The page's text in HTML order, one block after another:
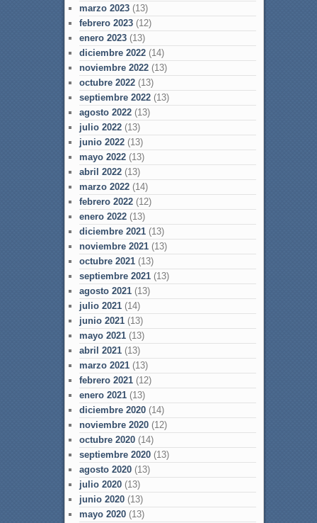
marzo 2023(13)
febrero 2023(12)
enero 2023(13)
diciembre 2022(14)
noviembre 2022(13)
octubre 2022(13)
septiembre 2022(13)
agosto 2022(13)
julio 2022(13)
junio 2022(13)
mayo 2022(13)
abril 2022(13)
marzo 2022(14)
febrero 2022(12)
enero 2022(13)
diciembre 2021(13)
noviembre 2021(13)
octubre 2021(13)
septiembre 2021(13)
agosto 2021(13)
julio 2021(14)
junio 2021(13)
mayo 2021(13)
abril 2021(13)
marzo 2021(13)
febrero 2021(12)
enero 2021(13)
diciembre 2020(14)
noviembre 2020(12)
octubre 2020(14)
septiembre 2020(13)
agosto 2020(13)
julio 2020(13)
junio 2020(13)
mayo 2020(13)